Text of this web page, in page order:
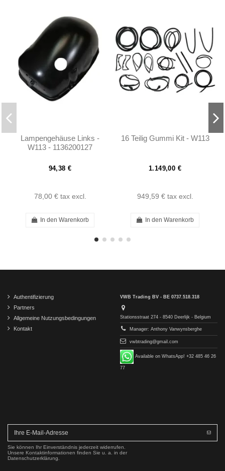
Lampengehäuse Links -
W113 - 1136200127
94,38 €
78,00 € tax excl.
In den Warenkorb
16 Teilig Gummi Kit - W113
1.149,00 €
949,59 € tax excl.
In den Warenkorb
Authentifizierung
Partners
Allgemeine Nutzungsbedingungen
Kontakt
VWB Trading BV - BE 0737.518.318
Stationsstraat 274 - 8540 Deerlijk - Belgium
Manager: Anthony Vanwynsberghe
vwbtrading@gmail.com
Available on WhatsApp! +32 485 46 26
77
Sie können Ihr Einverständnis jederzeit widerrufen.
Unsere Kontaktinformationen finden Sie u. a. in der
Datenschutzerklärung.